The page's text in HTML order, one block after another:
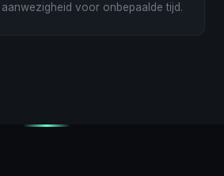
voor onbepaalde tijd.